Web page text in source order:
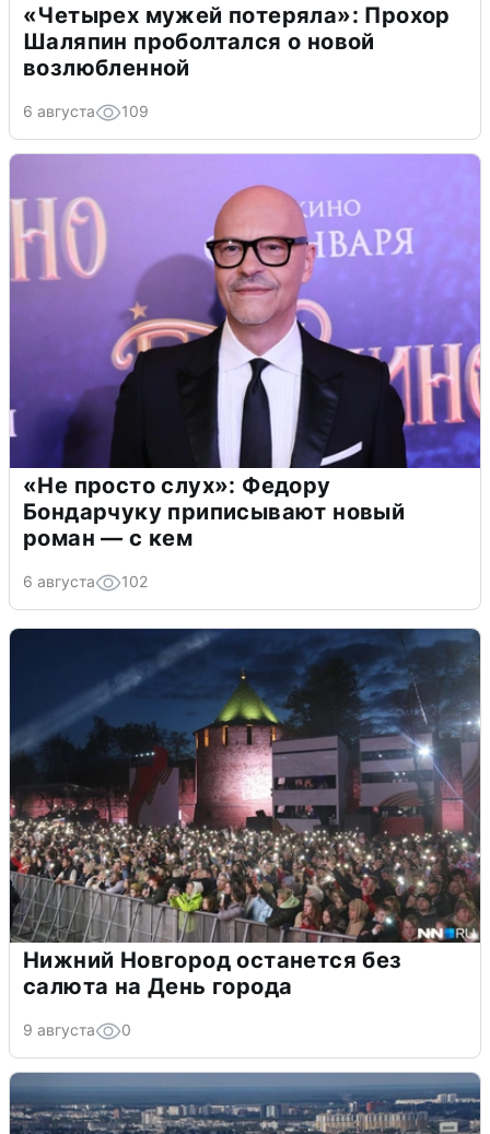
«Четырех мужей потеряла»: Прохор
Шаляпин проболтался о новой
возлюбленной
6 августа 109
«Не просто слух»: Федору
Бондарчуку приписывают новый
роман — с кем
6 августа 102
Нижний Новгород останется без
салюта на День города
9 августа 0